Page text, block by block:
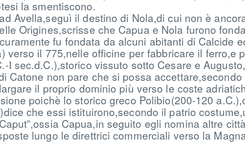
la smentiscono.
Avella,seguì il destino di Nola,di cui non è
Origines,scrisse che Capua e Nola furono
fu fondata da alcuni abitanti di Calcide
verso il 775,nelle officine per fabbricare il ferro,e
I sec.d.C.),storico vissuto sotto Cesare e
Catone non pare che si possa
il proprio dominio più verso le coste
poichè lo storico greco Polibio(200-120
che essi istituirono,secondo il patrio
Capua,in seguito egli nomina altre
lungo le direttrici commerciali verso la